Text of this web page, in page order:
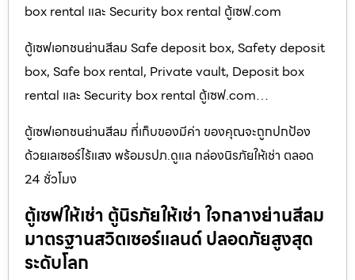
box rental และ Security box rental ตู้เซฟ.com
ตู้เซฟเอกชนย่านสีลม Safe deposit box, Safety deposit
box, Safe box rental, Private vault, Deposit box
rental และ Security box rental ตู้เซฟ.com…
ตู้เซฟเอกชนย่านสีลม ที่เก็บของมีค่า ของคุณจะถูกปกป้อง
ด้วยเลเซอร์ไร้แสง พร้อมรปภ.ดูแล กล่องนิรภัยให้เช่า ตลอด
24 ชั่วโมง
ตู้เซฟให้เช่า ตู้นิรภัยให้เช่า ใจกลางย่านสีลม
มาตรฐานสวิตเซอร์แลนด์ ปลอดภัยสูงสุด
ระดับโลก